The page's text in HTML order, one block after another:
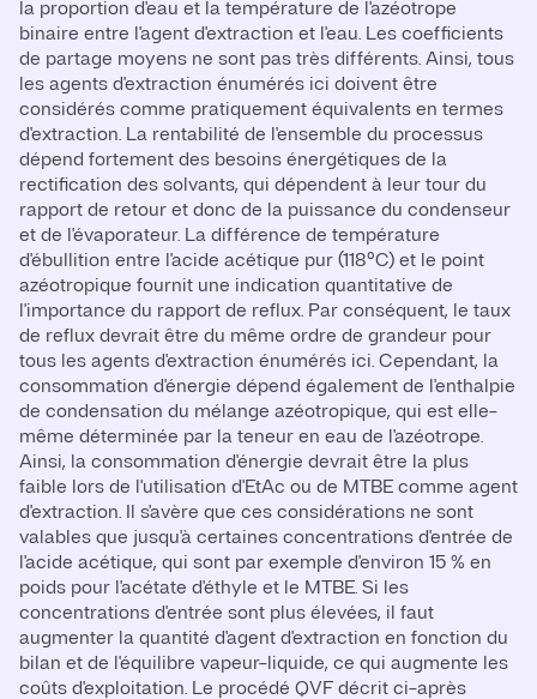
la proportion d'eau et la température de l'azéotrope
binaire entre l'agent d'extraction et l'eau. Les coefficients
de partage moyens ne sont pas très différents. Ainsi, tous
les agents d'extraction énumérés ici doivent être
considérés comme pratiquement équivalents en termes
d'extraction. La rentabilité de l'ensemble du processus
dépend fortement des besoins énergétiques de la
rectification des solvants, qui dépendent à leur tour du
rapport de retour et donc de la puissance du condenseur
et de l'évaporateur. La différence de température
d'ébullition entre l'acide acétique pur (118°C) et le point
azéotropique fournit une indication quantitative de
l'importance du rapport de reflux. Par conséquent, le taux
de reflux devrait être du même ordre de grandeur pour
tous les agents d'extraction énumérés ici. Cependant, la
consommation d'énergie dépend également de l'enthalpie
de condensation du mélange azéotropique, qui est elle-
même déterminée par la teneur en eau de l'azéotrope.
Ainsi, la consommation d'énergie devrait être la plus
faible lors de l'utilisation d'EtAc ou de MTBE comme agent
d'extraction. Il s'avère que ces considérations ne sont
valables que jusqu'à certaines concentrations d'entrée de
l'acide acétique, qui sont par exemple d'environ 15 % en
poids pour l'acétate d'éthyle et le MTBE. Si les
concentrations d'entrée sont plus élevées, il faut
augmenter la quantité d'agent d'extraction en fonction du
bilan et de l'équilibre vapeur-liquide, ce qui augmente les
coûts d'exploitation. Le procédé QVF décrit ci-après